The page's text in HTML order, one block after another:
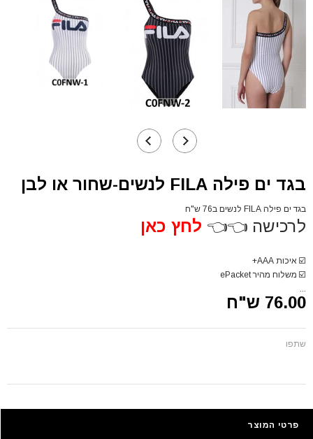
בגד ים פילה FILA לנשים-שחור או לבן
בגד ים פילה FILA לנשים ב76 ש"ח
לרכישה 👈👈 לחץ כאן
☑️ איכות AAA+
☑️ משלוח מהיר ePacket
...
76.00 ש"ח
שתפו
פרטי המוצר